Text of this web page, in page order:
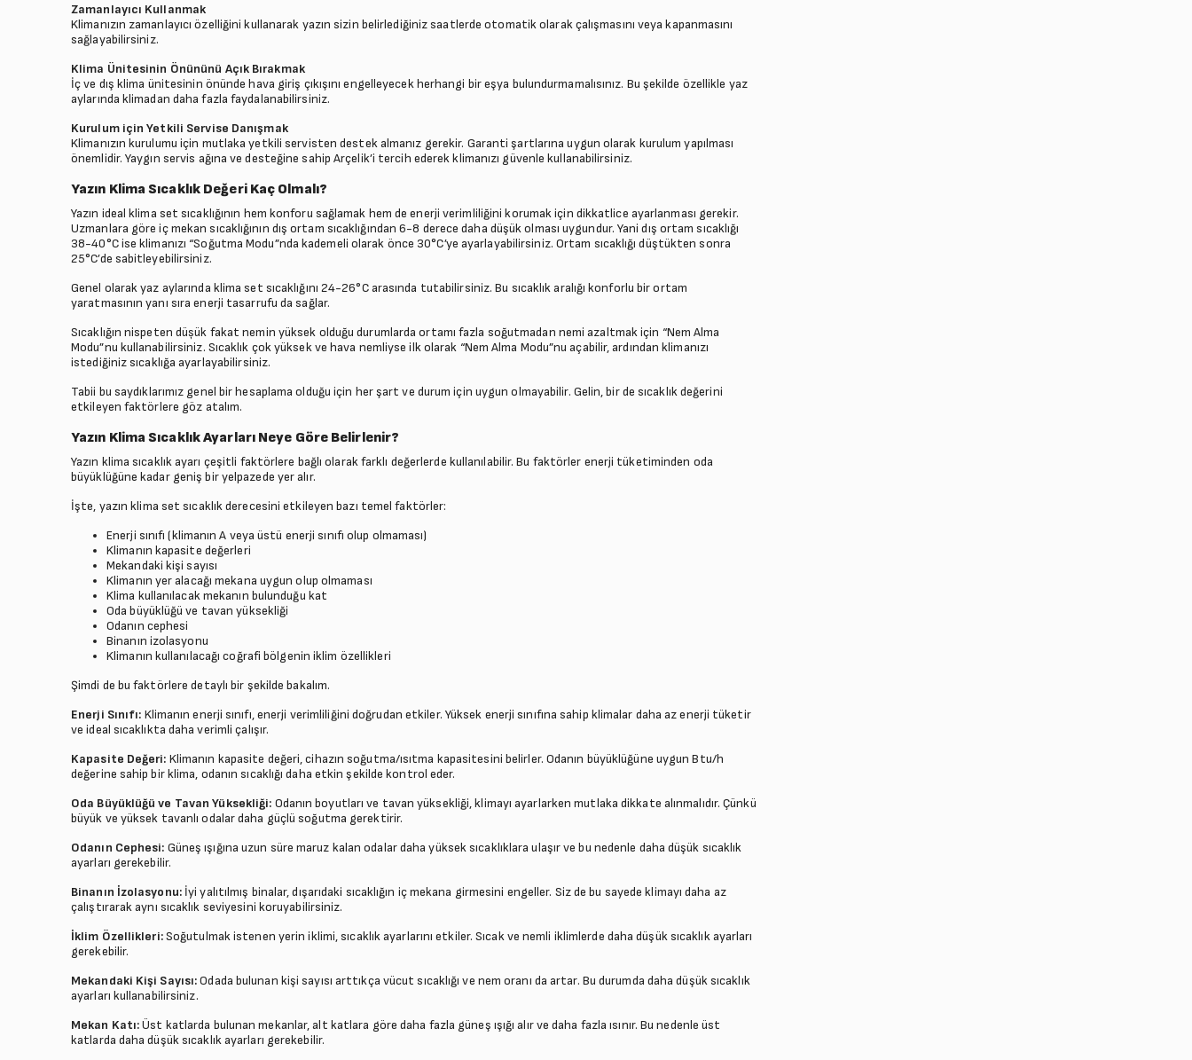
Zamanlayıcı Kullanmak
Klimanızın zamanlayıcı özelliğini kullanarak yazın sizin belirlediğiniz saatlerde otomatik olarak çalışmasını veya kapanmasını
sağlayabilirsiniz.
Klima Ünitesinin Önününü Açık Bırakmak
İç ve dış klima ünitesinin önünde hava giriş çıkışını engelleyecek herhangi bir eşya bulundurmamalısınız. Bu şekilde özellikle yaz
aylarında klimadan daha fazla faydalanabilirsiniz.
Kurulum için Yetkili Servise Danışmak
Klimanızın kurulumu için mutlaka yetkili servisten destek almanız gerekir. Garanti şartlarına uygun olarak kurulum yapılması
önemlidir. Yaygın servis ağına ve desteğine sahip Arçelik’i tercih ederek klimanızı güvenle kullanabilirsiniz.
Yazın Klima Sıcaklık Değeri Kaç Olmalı?
Yazın ideal klima set sıcaklığının hem konforu sağlamak hem de enerji verimliliğini korumak için dikkatlice ayarlanması gerekir.
Uzmanlara göre iç mekan sıcaklığının dış ortam sıcaklığından 6-8 derece daha düşük olması uygundur. Yani dış ortam sıcaklığı
38-40°C ise klimanızı “Soğutma Modu”nda kademeli olarak önce 30°C’ye ayarlayabilirsiniz. Ortam sıcaklığı düştükten sonra
25°C’de sabitleyebilirsiniz.
Genel olarak yaz aylarında klima set sıcaklığını 24-26°C arasında tutabilirsiniz. Bu sıcaklık aralığı konforlu bir ortam
yaratmasının yanı sıra enerji tasarrufu da sağlar.
Sıcaklığın nispeten düșük fakat nemin yüksek olduğu durumlarda ortamı fazla soğutmadan nemi azaltmak için “Nem Alma
Modu”nu kullanabilirsiniz. Sıcaklık çok yüksek ve hava nemliyse ilk olarak “Nem Alma Modu”nu açabilir, ardından klimanızı
istediğiniz sıcaklığa ayarlayabilirsiniz.
Tabii bu saydıklarımız genel bir hesaplama olduğu için her şart ve durum için uygun olmayabilir. Gelin, bir de sıcaklık değerini
etkileyen faktörlere göz atalım.
Yazın Klima Sıcaklık Ayarları Neye Göre Belirlenir?
Yazın klima sıcaklık ayarı çeşitli faktörlere bağlı olarak farklı değerlerde kullanılabilir. Bu faktörler enerji tüketiminden oda
büyüklüğüne kadar geniş bir yelpazede yer alır.
İşte, yazın klima set sıcaklık derecesini etkileyen bazı temel faktörler:
Enerji sınıfı (klimanın A veya üstü enerji sınıfı olup olmaması)
Klimanın kapasite değerleri
Mekandaki kişi sayısı
Klimanın yer alacağı mekana uygun olup olmaması
Klima kullanılacak mekanın bulunduğu kat
Oda büyüklüğü ve tavan yüksekliği
Odanın cephesi
Binanın izolasyonu
Klimanın kullanılacağı coğrafi bölgenin iklim özellikleri
Şimdi de bu faktörlere detaylı bir şekilde bakalım.
Enerji Sınıfı: Klimanın enerji sınıfı, enerji verimliliğini doğrudan etkiler. Yüksek enerji sınıfına sahip klimalar daha az enerji tüketir
ve ideal sıcaklıkta daha verimli çalışır.
Kapasite Değeri: Klimanın kapasite değeri, cihazın soğutma/ısıtma kapasitesini belirler. Odanın büyüklüğüne uygun Btu/h
değerine sahip bir klima, odanın sıcaklığı daha etkin şekilde kontrol eder.
Oda Büyüklüğü ve Tavan Yüksekliği: Odanın boyutları ve tavan yüksekliği, klimayı ayarlarken mutlaka dikkate alınmalıdır. Çünkü
büyük ve yüksek tavanlı odalar daha güçlü soğutma gerektirir.
Odanın Cephesi: Güneş ışığına uzun süre maruz kalan odalar daha yüksek sıcaklıklara ulaşır ve bu nedenle daha düşük sıcaklık
ayarları gerekebilir.
Binanın İzolasyonu:İyi yalıtılmış binalar, dışarıdaki sıcaklığın iç mekana girmesini engeller. Siz de bu sayede klimayı daha az
çalıştırarak aynı sıcaklık seviyesini koruyabilirsiniz.
İklim Özellikleri:Soğutulmak istenen yerin iklimi, sıcaklık ayarlarını etkiler. Sıcak ve nemli iklimlerde daha düşük sıcaklık ayarları
gerekebilir.
Mekandaki Kişi Sayısı:Odada bulunan kişi sayısı arttıkça vücut sıcaklığı ve nem oranı da artar. Bu durumda daha düşük sıcaklık
ayarları kullanabilirsiniz.
Mekan Katı:Üst katlarda bulunan mekanlar, alt katlara göre daha fazla güneş ışığı alır ve daha fazla ısınır. Bu nedenle üst
katlarda daha düşük sıcaklık ayarları gerekebilir.